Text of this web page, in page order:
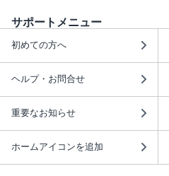
サポートメニュー
初めての方へ
ヘルプ・お問合せ
重要なお知らせ
ホームアイコンを追加